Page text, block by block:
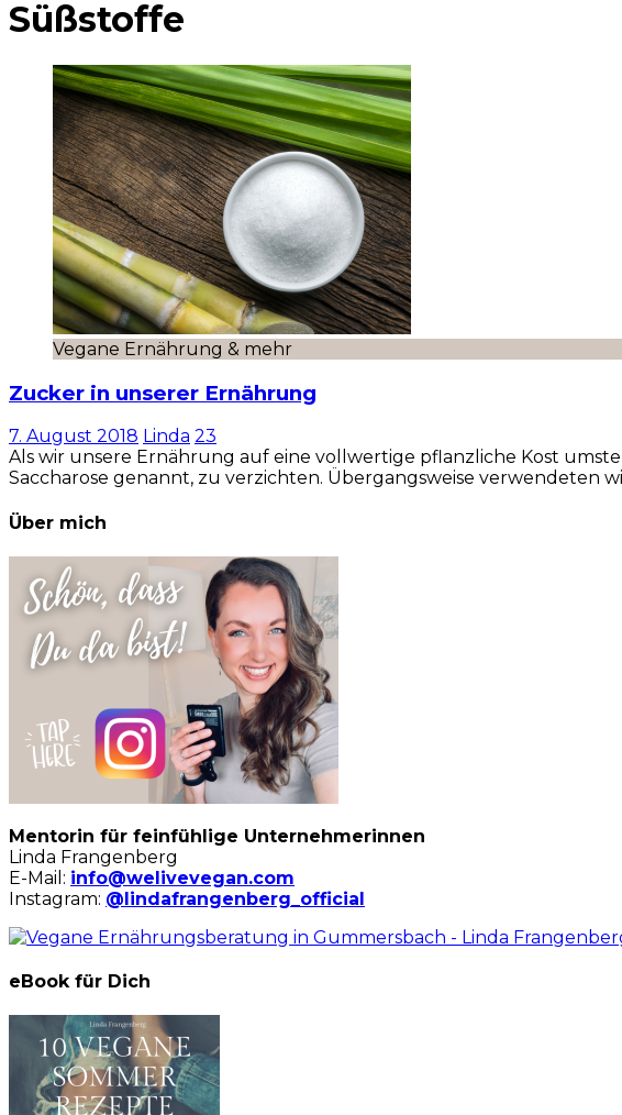
Süßstoffe
Vegane Ernährung & mehr
Zucker in unserer Ernährung
7. August 2018 Linda 23
Als wir unsere Ernährung auf eine vollwertige pflanzliche Kost
Saccharose genannt, zu verzichten. Übergangsweise verwendeten
Über mich
Mentorin für feinfühlige Unternehmerinnen
Linda Frangenberg
E-Mail: info@welivevegan.com
Instagram: @lindafrangenberg_official
eBook für Dich